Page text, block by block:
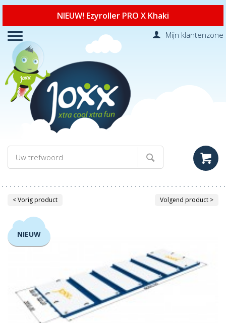
NIEUW! Ezyroller PRO X Khaki
Mijn klantenzone
< Vorig product Volgend product >
NIEUW